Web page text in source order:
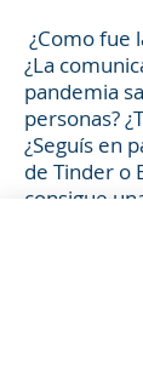
¿Como fue
¿La
pandemia
personas?
¿Seguís en
de Tinder o
consigue